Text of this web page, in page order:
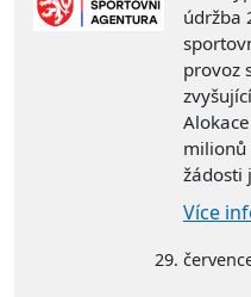
údržba
provoz
milionů
žádosti
Více
29.